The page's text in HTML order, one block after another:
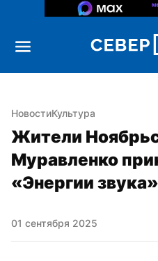
НовостиКультура
Жители
Муравленко
«Энергии звука»
01 сентября 2025